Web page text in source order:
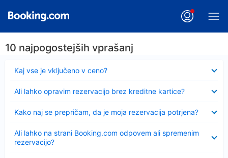
10 najpogostejših vprašanj
Kaj vse je vključeno v ceno?
Ali lahko opravim rezervacijo brez kreditne kartice?
Kako naj se prepričam, da je moja rezervacija potrjena?
Ali lahko na strani Booking.com odpovem ali spremenim
rezervacijo?